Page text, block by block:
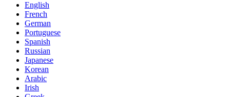
English
French
German
Portuguese
Spanish
Russian
Japanese
Korean
Arabic
Irish